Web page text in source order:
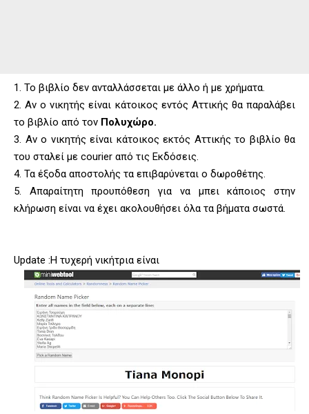
1. Το βιβλίο δεν ανταλλάσσεται με άλλο ή με χρήματα.
2. Αν ο νικητής είναι κάτοικος εντός Αττικής θα παραλάβει
το βιβλίο από τον Πολυχώρο.
3. Αν ο νικητής είναι κάτοικος εκτός Αττικής το βιβλίο θα
του σταλεί με courier από τις Εκδόσεις.
4. Τα έξοδα αποστολής τα επιβαρύνεται ο δωροθέτης.
5. Απαραίτητη προυπόθεση για να μπει κάποιος στην
κλήρωση είναι να έχει ακολουθήσει όλα τα βήματα σωστά.
Update :Η τυχερή νικήτρια είναι